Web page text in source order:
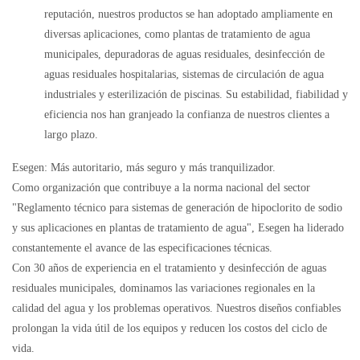
reputación, nuestros productos se han adoptado ampliamente en
diversas aplicaciones, como plantas de tratamiento de agua
municipales, depuradoras de aguas residuales, desinfección de
aguas residuales hospitalarias, sistemas de circulación de agua
industriales y esterilización de piscinas. Su estabilidad, fiabilidad y
eficiencia nos han granjeado la confianza de nuestros clientes a
largo plazo.
Esegen: Más autoritario, más seguro y más tranquilizador.
Como organización que contribuye a la norma nacional del sector
"Reglamento técnico para sistemas de generación de hipoclorito de sodio
y sus aplicaciones en plantas de tratamiento de agua", Esegen ha liderado
constantemente el avance de las especificaciones técnicas.
Con 30 años de experiencia en el tratamiento y desinfección de aguas
residuales municipales, dominamos las variaciones regionales en la
calidad del agua y los problemas operativos. Nuestros diseños confiables
prolongan la vida útil de los equipos y reducen los costos del ciclo de
vida.